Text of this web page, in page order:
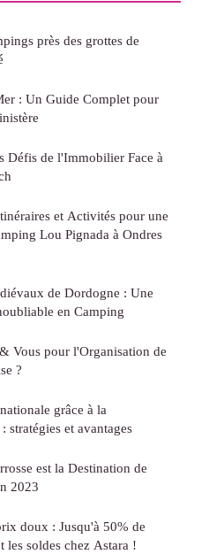
près des grottes de
: Un Guide Complet pour
Défis de l'Immobilier Face à
et Activités pour une
Lou Pignada à Ondres
de Dordogne : Une
en Camping
Vous pour l'Organisation de
?
grâce à la
et avantages
est la Destination de
2023
doux : Jusqu'à 50% de
les soldes chez Astara !